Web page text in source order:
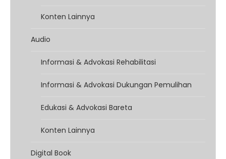
Konten Lainnya
Audio
Informasi & Advokasi Rehabilitasi
Informasi & Advokasi Dukungan Pemulihan
Edukasi & Advokasi Bareta
Konten Lainnya
Digital Book